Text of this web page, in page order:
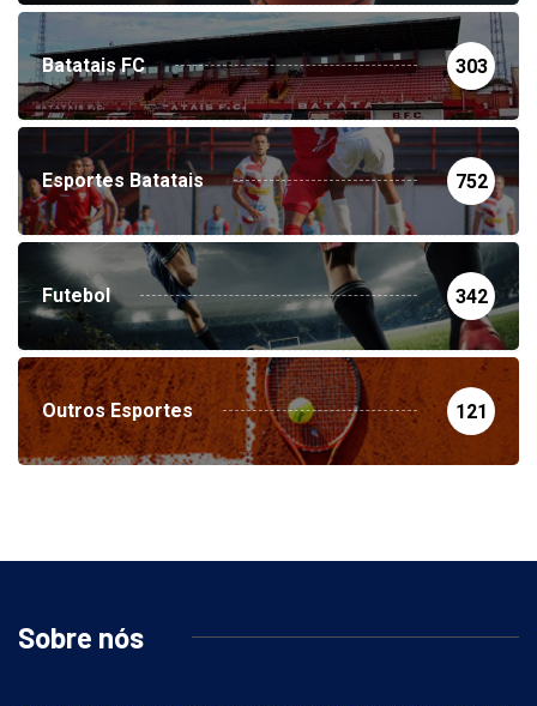
Batatais FC 303
Esportes Batatais 752
Futebol 342
Outros Esportes 121
Sobre nós